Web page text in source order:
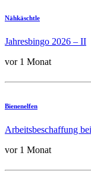
Nähkäschtle
Jahresbingo 2026 – II
vor 1 Monat
Bienenelfen
Arbeitsbeschaffung
vor 1 Monat